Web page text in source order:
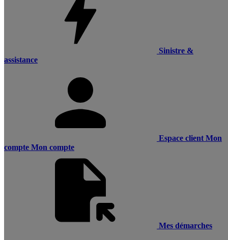
Sinistre &
assistance
Espace client Mon
compte Mon compte
Mes démarches